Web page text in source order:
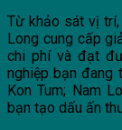
Từ khảo sát vị
Long cung cấp
chi phí và đạt
nghiệp bạn đang
Kon Tum; Nam
bạn tạo dấu ấn